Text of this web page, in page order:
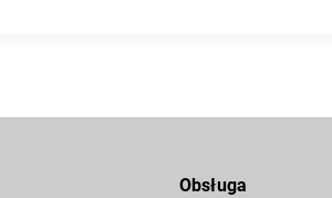
Obsługa